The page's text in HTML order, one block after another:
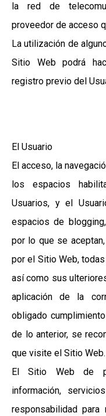
la red de
proveedor de acceso
La utilización de
Sitio Web podrá
registro previo del
El Usuario
El acceso, la
los espacios
Usuarios, y el
espacios de
por lo que se
por el Sitio Web,
así como sus
aplicación de la
obligado
de lo anterior, se
que visite el Sitio Web.
El Sitio Web de
información,
responsabilidad